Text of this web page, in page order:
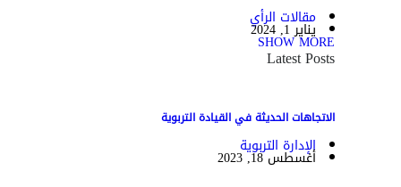
مقالات الرأي
يناير 1, 2024
SHOW MORE
Latest Posts
الاتجاهات الحديثة في القيادة التربوية
الإدارة التربوية
أغسطس 18, 2023